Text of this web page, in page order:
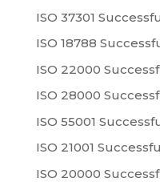
ISO 37301
ISO 18788
ISO 22000
ISO 28000
ISO 55001
ISO 21001
ISO 20000